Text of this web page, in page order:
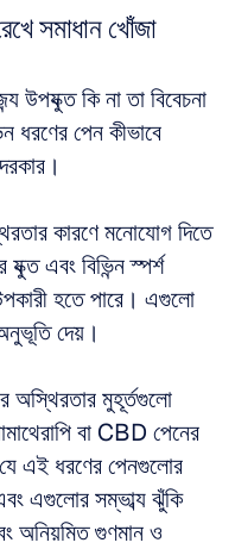
সমাধান খোঁজা
উপযুক্ত কি না তা বিবেচনা
ধরণের পেন কীভাবে
কারণে মনোযোগ দিতে
এবং বিভিন্ন স্পর্শ
হতে পারে। এগুলো
দেয়।
অস্থিরতার মুহূর্তগুলো
বা CBD পেনের
যে এই ধরণের পেনগুলোর
এগুলোর সম্ভাব্য ঝুঁকি
অনিয়মিত গুণমান ও